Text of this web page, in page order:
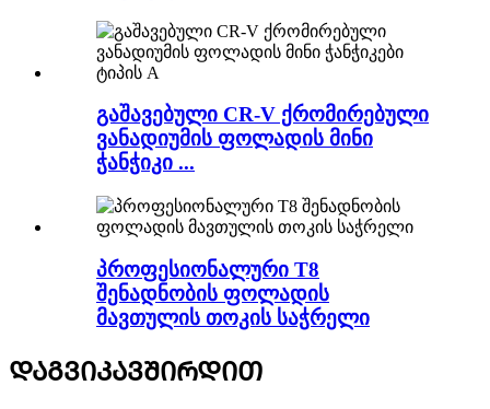
გაშავებული CR-V ქრომირებული
ვანადიუმის ფოლადის მინი
ჭანჭიკი ...
პროფესიონალური T8
შენადნობის ფოლადის
მავთულის თოკის საჭრელი
ᲓᲐᲒᲕᲘᲙᲐᲕᲨᲘᲠᲓᲘᲗ